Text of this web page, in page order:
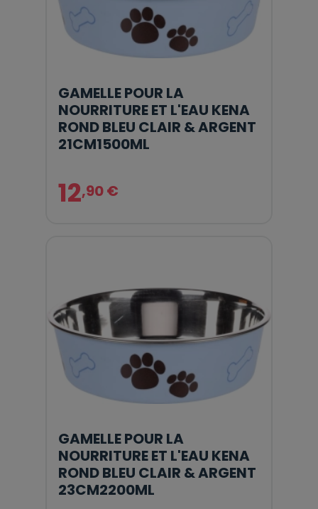
GAMELLE POUR LA
NOURRITURE ET L'EAU KENA
ROND BLEU CLAIR & ARGENT
21CM1500ML
12,90 €
GAMELLE POUR LA
NOURRITURE ET L'EAU KENA
ROND BLEU CLAIR & ARGENT
23CM2200ML